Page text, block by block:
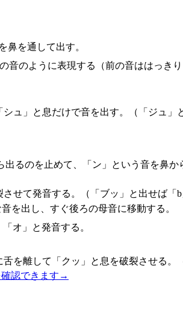
鼻を通して出す。
音のように表現する（前の音ははっ
ュ」と息だけで音を出す。（「ジュ」
るのを止めて、「ン」という音を鼻
せて発音する。（「ブッ」と出せば「b
を出し、すぐ後ろの母音に移動する。
オ」と発音する。
を離して「クッ」と息を破裂させる。
認できます →